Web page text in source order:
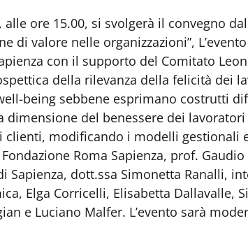
ore 15.00, si svolgerà il convegno
di valore nelle organizzazioni”,
con il supporto del Comitato
della rilevanza della felicità dei
being sebbene esprimano costrutti
dimensione del benessere dei
clienti, modificando i modelli gestionali
Roma Sapienza, prof.
Sapienza, dott.ssa Simonetta Ranalli,
Elga Corricelli, Elisabetta Dallavalle,
e Luciano Malfer. L’evento sarà